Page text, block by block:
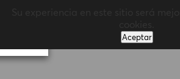
Aceptar